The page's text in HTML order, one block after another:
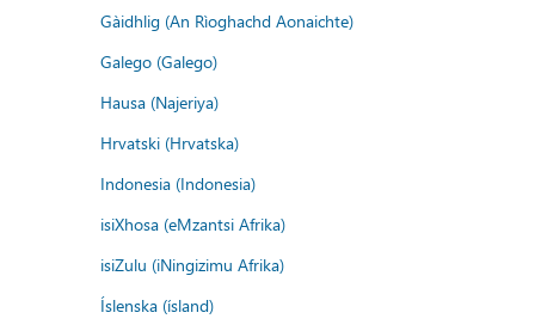
Gàidhlig (An Rìoghachd Aonaichte)
Galego (Galego)
Hausa (Najeriya)
Hrvatski (Hrvatska)
Indonesia (Indonesia)
isiXhosa (eMzantsi Afrika)
isiZulu (iNingizimu Afrika)
Íslenska (ísland)